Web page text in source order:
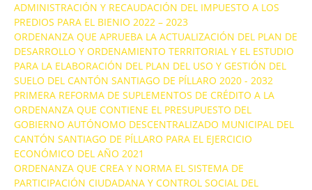
ADMINISTRACIÓN Y RECAUDACIÓN DEL IMPUESTO A LOS
PREDIOS PARA EL BIENIO 2022 – 2023
ORDENANZA QUE APRUEBA LA ACTUALIZACIÓN DEL PLAN DE
DESARROLLO Y ORDENAMIENTO TERRITORIAL Y EL ESTUDIO
PARA LA ELABORACIÓN DEL PLAN DEL USO Y GESTIÓN DEL
SUELO DEL CANTÓN SANTIAGO DE PÍLLARO 2020 - 2032
PRIMERA REFORMA DE SUPLEMENTOS DE CRÉDITO A LA
ORDENANZA QUE CONTIENE EL PRESUPUESTO DEL
GOBIERNO AUTÓNOMO DESCENTRALIZADO MUNICIPAL DEL
CANTÓN SANTIAGO DE PÍLLARO PARA EL EJERCICIO
ECONÓMICO DEL AÑO 2021
ORDENANZA QUE CREA Y NORMA EL SISTEMA DE
PARTICIPACIÓN CIUDADANA Y CONTROL SOCIAL DEL